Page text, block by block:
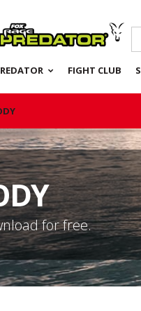
FIGHT CLUB
for free.